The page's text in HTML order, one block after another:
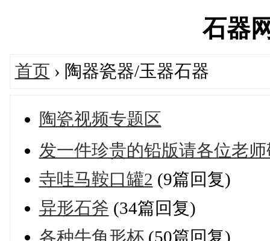
石器
首页 › 陶器瓷器/玉器石器
陶瓷视频专题区
发一件珍贵的铅版请各位老
寺哇马鞍口罐2 (9篇回复)
异形石斧 (34篇回复)
各种牛角形杯(50篇回复)